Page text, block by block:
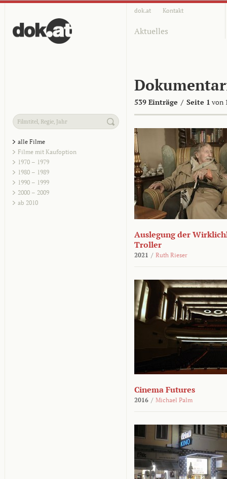
dok.at Kontakt
Aktuelles
539 Einträge / Seite 1 von
alle Filme
Filme mit Kaufoption
1970 – 1979
1980 – 1989
1990 – 1999
2000 – 2009
ab 2010
Auslegung der
Troller
2021 / Ruth Rieser
Cinema Futures
2016 / Michael Palm